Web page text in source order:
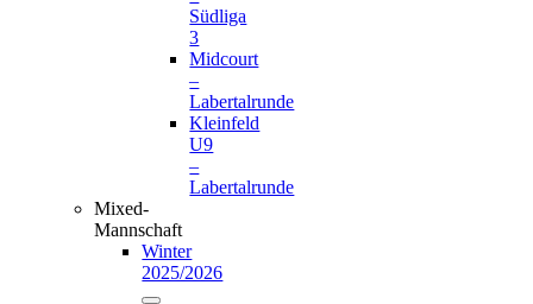
Südliga
3
Midcourt
–
Labertalrunde
Kleinfeld
U9
–
Labertalrunde
Mixed-
Mannschaft
Winter
2025/2026